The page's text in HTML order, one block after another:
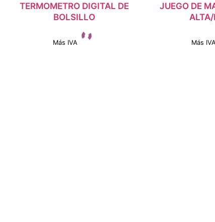
INICIAR SESIÓN
TERMOMETRO DIGITAL DE
BOLSILLO
Más IVA
INICIAR
JUEGO DE
Más IVA